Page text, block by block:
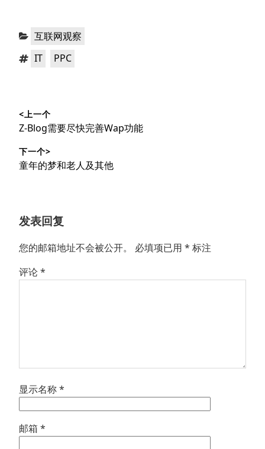
分 互联网观察
标 IT ，PPC
章
导
航
<上一个
上
文
章：
Z-Blog需要尽快完善Wap功能
下一个>
下
童年的梦和老人及其他
发表回复
您的邮箱地址不会被公开。 必填项已用 * 标注
评论*
显示名称*
邮箱 *